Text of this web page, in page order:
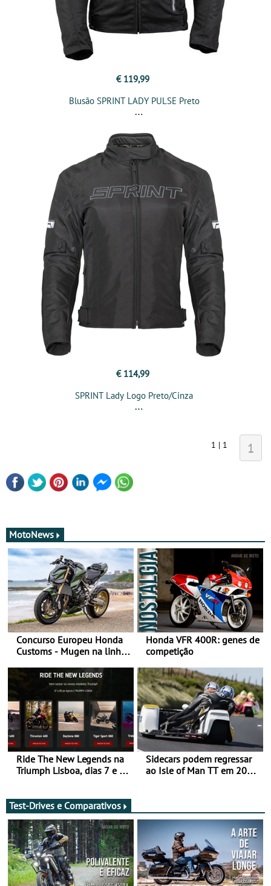
€ 119,99
Blusão SPRINT LADY PULSE Preto
€ 114,99
SPRINT Lady Logo Preto/Cinza
1 | 1 1
MotoNews
Concurso Europeu Honda
Customs - Mugen na linha
ganhar
Honda VFR 400R: genes de
competição
Ride The New Legends na
Triumph Lisboa, dias 7 e 8
Sidecars podem regressar
ao Isle of Man TT em 2027
Test-Drives e Comparativos